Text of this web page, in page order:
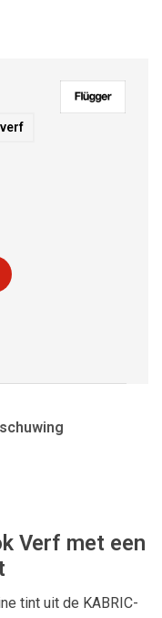
Verf met een
tint uit de KABRIC-